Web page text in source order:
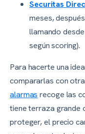
Securitas
meses,
llamando
según scoring).
Para hacerte una
compararlas con
alarmas recoge las
tiene terraza grande
proteger, el precio